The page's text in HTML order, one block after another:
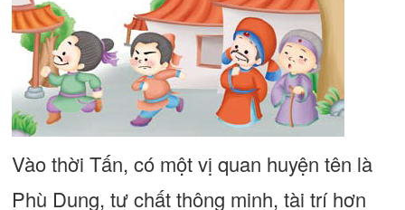
Vào thời Tấn, có một vị quan huyện tên là
Phù Dung, tư chất thông minh, tài trí hơn